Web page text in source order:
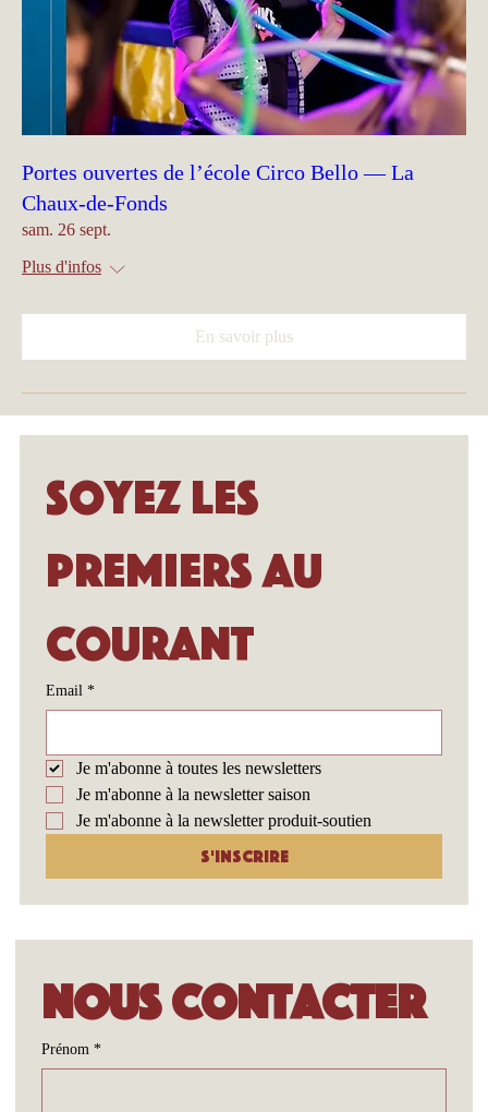
Portes ouvertes de l’école Circo Bello — La
Chaux-de-Fonds
sam. 26 sept.
Plus d'infos
En savoir plus
Soyez les
premiers au
courant
Email *
Je m'abonne à toutes les newsletters
Je m'abonne à la newsletter saison
Je m'abonne à la newsletter produit-soutien
S'inscrire
Nous contacter
Prénom *